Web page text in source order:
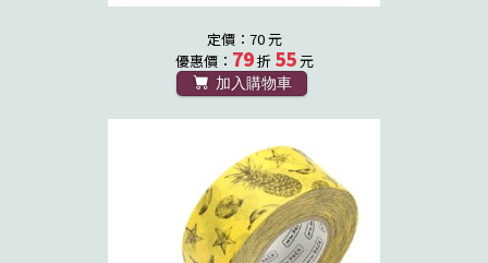
定價：70 元
優惠價： 79折 55元
加入購物車